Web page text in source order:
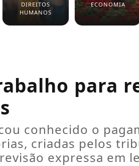
DIREITOS
HUMANOS
ECONOMIA
para
conhecido o
criadas pelos
expressa em